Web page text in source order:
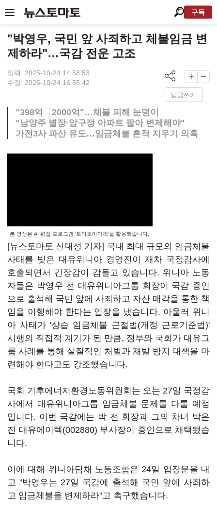
구독
"박영우, 국민 앞 사죄하고 체불임금 변
제하라"…국감 전운 고조
입력: 2025-10-24 14:58:53
수정: 2025-10-24 16:55:42
답글쓰기
"398억→2000억"…체불 피해 눈덩이
"남양주 별장·압구정 아파트 팔아 변제해야"
가전3사 파산 유도…임금체불 흔적 지우기 의혹
본 영상은 AI 편집 프로그램 '토마토아이컷'을 활용했습니다.
[뉴스토마토 신대성 기자] 국내 최대 규모의 임금체불
사태를 빚은 대유위니아 경영진이 재차 국정감사에
호출되면서 긴장감이 감돌고 있습니다. 위니아 노동
자들은 박영우 전 대유위니아그룹 회장이 국감 증인
으로 출석해 국민 앞에 사죄하고 자산 매각을 통한 책
임을 이행해야 한다는 입장을 냈습니다. 아울러 위니
아 사태가 '상습 임금체불 근절법(개정 근로기준법)'
시행의 직접적 계기가 된 만큼, 정부와 국회가 대유그
룹 사례를 통해 실질적인 처벌과 재발 방지 대책을 마
련해야 한다고도 강조했습니다.
국회 기후에너지환경노동위원회는 오는 27일 국정감
사에서 대유위니아그룹 임금체불 문제를 다룰 예정
입니다. 이번 국감에는 박 전 회장과 그의 차녀 박은
진 대유에이텍(002880) 부사장이 증인으로 채택됐습
니다.
이에 대해 위니아딤채 노동조합은 24일 입장문을 내
고 "박영우는 27일 국감에 출석해 국민 앞에 사죄하
고 임금체불을 변제하라"고 촉구했습니다.